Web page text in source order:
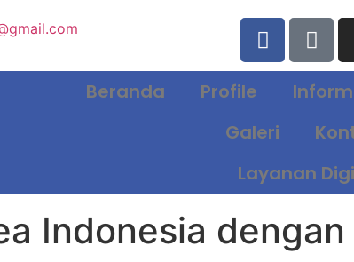
Beranda Profile
Galeri
Layanan
Indonesia